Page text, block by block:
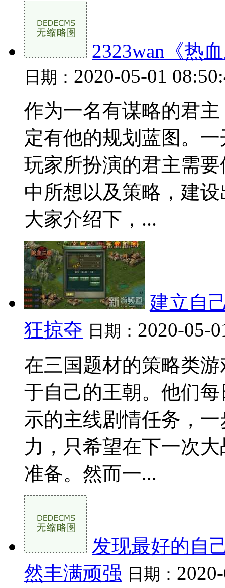
2323wan《热
日期： 2020-05-01
作为一名有谋略的君
定有他的规划蓝图。
玩家所扮演的君主需
中所想以及策略，建
大家介绍下，...
建立自
狂掠夺 日期： 2020-05-
在三国题材的策略类
于自己的王朝。他们
示的主线剧情任务，
力，只希望在下一次
准备。然而一...
发现最好的自
然丰满顽强 日期：